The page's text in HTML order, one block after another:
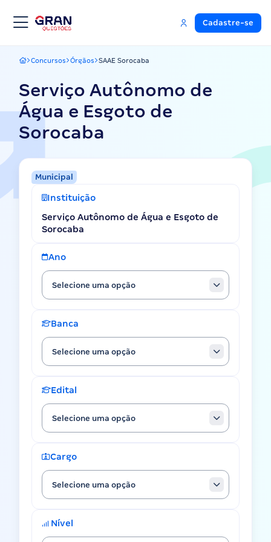
Cadastre-se
Gran Questões
Concursos Órgãos SAAE Sorocaba
Serviço Autônomo de
Água e Esgoto de
Sorocaba
Municipal
Instituição
Serviço Autônomo de Água e Esgoto de
Sorocaba
Ano
Selecione uma opção
Banca
Selecione uma opção
Edital
Selecione uma opção
Cargo
Selecione uma opção
Nível